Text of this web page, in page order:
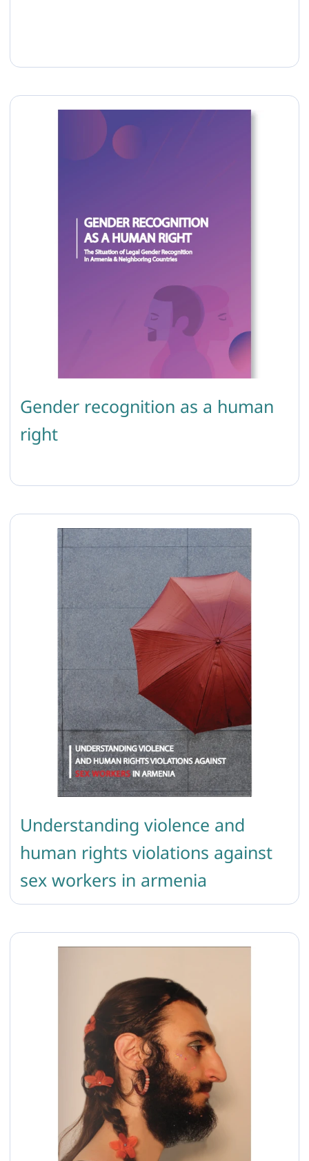
Gender recognition as a human
right
Understanding violence and
human rights violations against
sex workers in armenia